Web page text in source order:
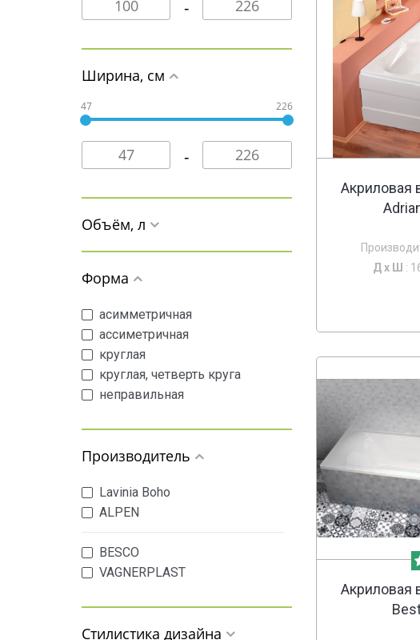
Ширина, см
47 226
Объём, л
Форма
асимметричная
ассиметричная
круглая
круглая, четверть круга
неправильная
отдельностоящая
прямоугольная
угловая
четверть круга
шестиугольная
Производитель
Lavinia Boho
ALPEN
BESCO
VAGNERPLAST
AM.PM
BAS
Стилистика дизайна
Акриловая
Д х Ш :
Акриловая